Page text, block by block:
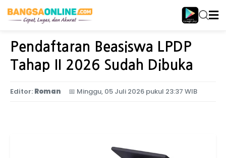
Home Pendidikan
Pendaftaran Beasiswa LPDP
Tahap II 2026 Sudah Dibuka
Editor: Roman 📅 Minggu, 05 Juli 2026 pukul 23:37 WIB